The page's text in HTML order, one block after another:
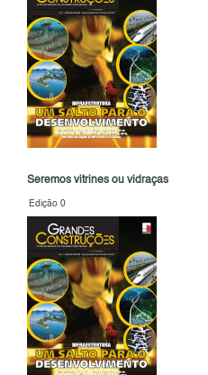
Seremos vitrines ou vidraças
Edição 0